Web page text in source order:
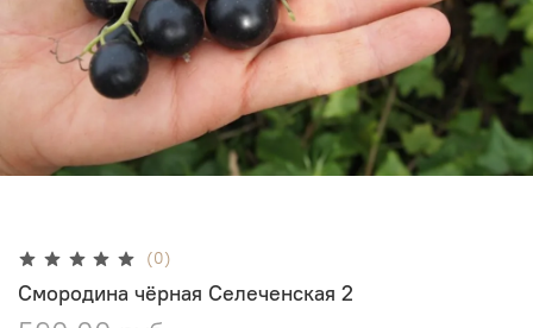
(0)
Смородина чёрная Селеченская 2